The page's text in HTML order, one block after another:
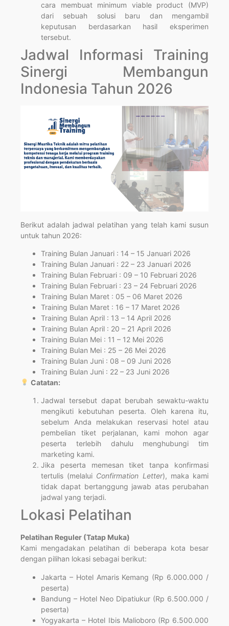
cara membuat minimum viable product (MVP)
dari sebuah solusi baru dan mengambil
keputusan berdasarkan hasil eksperimen
tersebut.
Jadwal Informasi Training
Sinergi Membangun
Indonesia Tahun 2026
Berikut adalah jadwal pelatihan yang telah kami susun
untuk tahun 2026:
Training Bulan Januari : 14 – 15 Januari 2026
Training Bulan Januari : 22 – 23 Januari 2026
Training Bulan Februari : 09 – 10 Februari 2026
Training Bulan Februari : 23 – 24 Februari 2026
Training Bulan Maret : 05 – 06 Maret 2026
Training Bulan Maret : 16 – 17 Maret 2026
Training Bulan April : 13 – 14 April 2026
Training Bulan April : 20 – 21 April 2026
Training Bulan Mei : 11 – 12 Mei 2026
Training Bulan Mei : 25 – 26 Mei 2026
Training Bulan Juni : 08 – 09 Juni 2026
Training Bulan Juni : 22 – 23 Juni 2026
Catatan:
Jadwal tersebut dapat berubah sewaktu-waktu
mengikuti kebutuhan peserta. Oleh karena itu,
sebelum Anda melakukan reservasi hotel atau
pembelian tiket perjalanan, kami mohon agar
peserta terlebih dahulu menghubungi tim
marketing kami.
Jika peserta memesan tiket tanpa konfirmasi
tertulis (melalui Confirmation Letter), maka kami
tidak dapat bertanggung jawab atas perubahan
jadwal yang terjadi.
Lokasi Pelatihan
Pelatihan Reguler (Tatap Muka)
Kami mengadakan pelatihan di beberapa kota besar
dengan pilihan lokasi sebagai berikut:
Jakarta – Hotel Amaris Kemang (Rp 6.000.000 /
peserta)
Bandung – Hotel Neo Dipatiukur (Rp 6.500.000 /
peserta)
Yogyakarta – Hotel Ibis Malioboro (Rp 6.500.000